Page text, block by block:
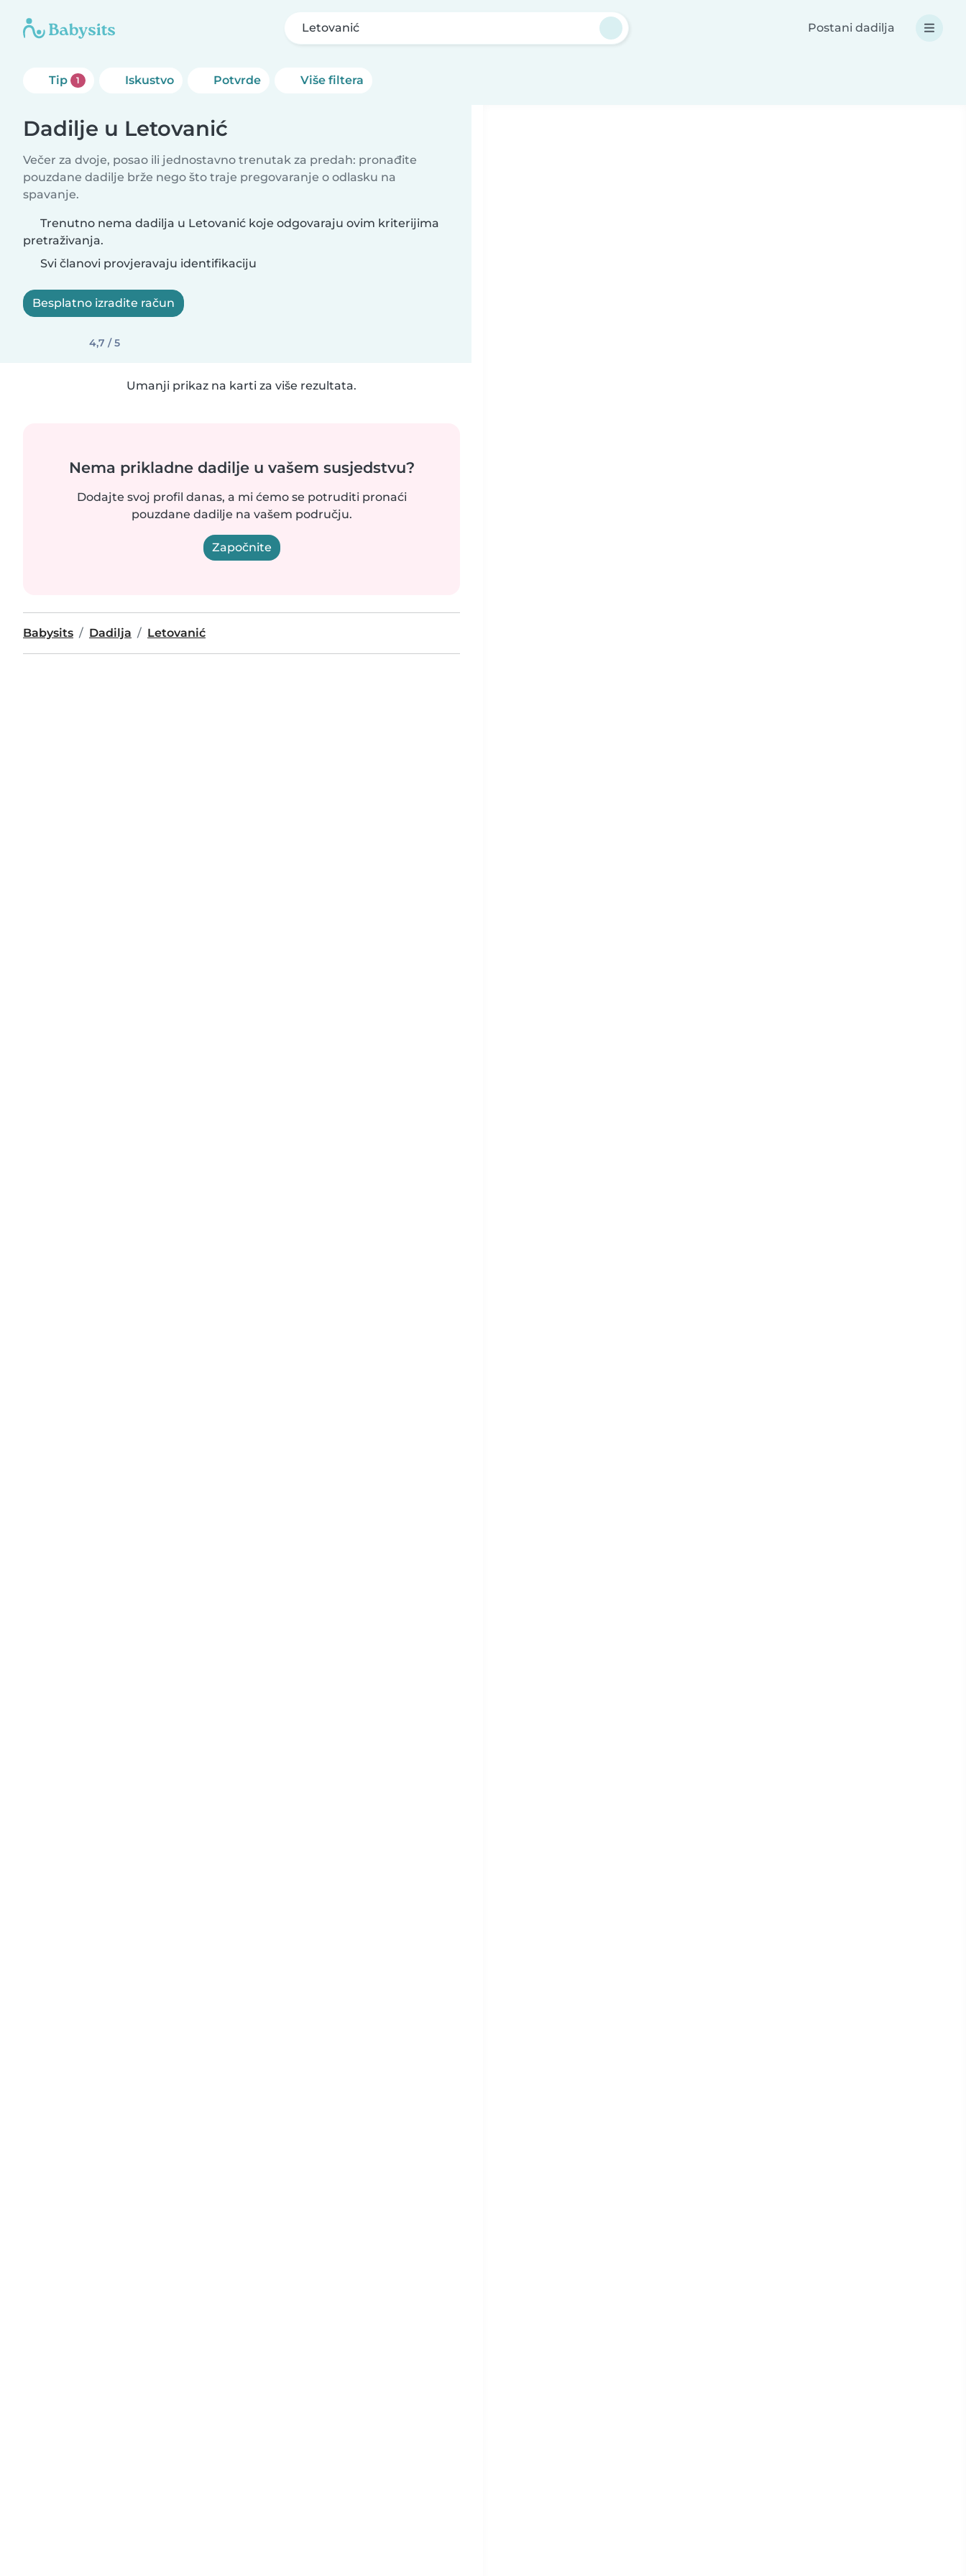
Letovanić Postani dadilja
Tip 1 Iskustvo Potvrde Više filtera
Dadilje u Letovanić
Večer za dvoje, posao ili jednostavno trenutak za predah: pronađite
pouzdane dadilje brže nego što traje pregovaranje o odlasku na
spavanje.
Trenutno nema dadilja u Letovanić koje odgovaraju ovim kriterijima
pretraživanja.
Svi članovi provjeravaju identifikaciju
Besplatno izradite račun
4,7 / 5
Umanji prikaz na karti za više rezultata.
Nema prikladne dadilje u vašem susjedstvu?
Dodajte svoj profil danas, a mi ćemo se potruditi pronaći
pouzdane dadilje na vašem području.
Započnite
Babysits Dadilja Letovanić